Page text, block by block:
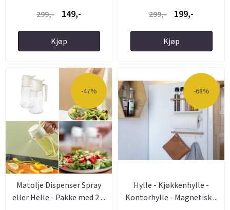
299,-
149,-
Kjøp
299,-
199,-
Kjøp
-47%
Matolje Dispenser Spray
eller Helle - Pakke med 2 ...
-68%
Hylle - Kjøkkenhylle -
Kontorhylle - Magnetisk ...